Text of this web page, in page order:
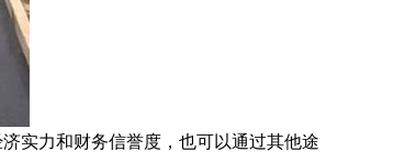
实力和财务信誉度，也可以通过其他途